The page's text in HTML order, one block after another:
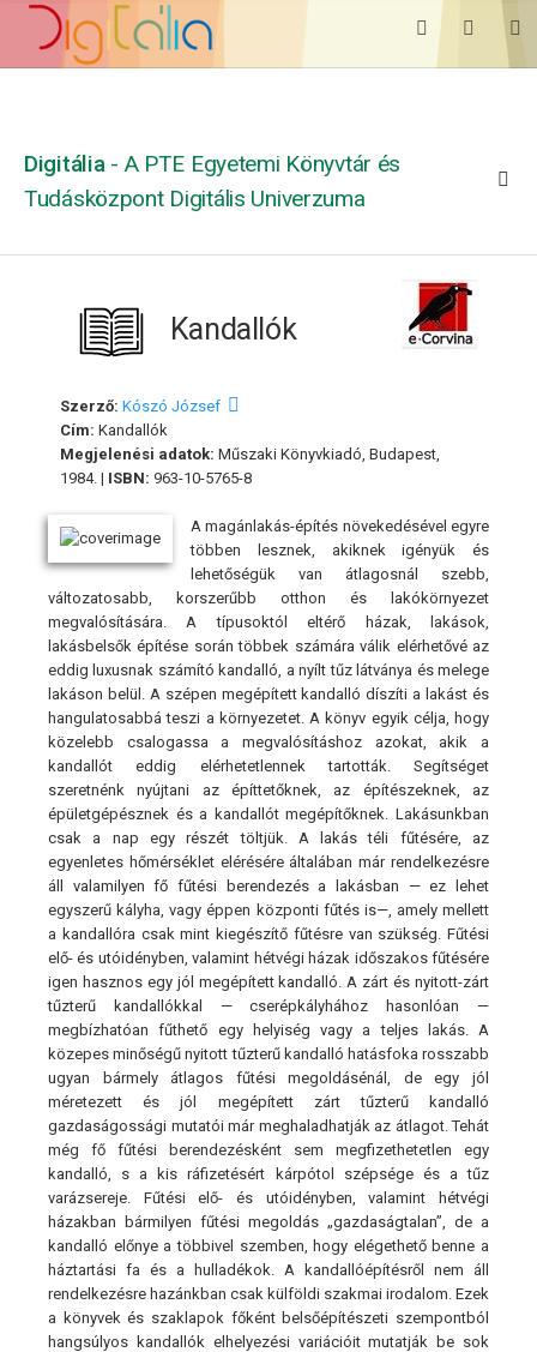
Digitália - A PTE Egyetemi Könyvtár és
Tudásközpont Digitális Univerzuma
Kandallók
Szerző: Kószó József
Cím: Kandallók
Megjelenési adatok: Műszaki Könyvkiadó, Budapest,
1984. | ISBN: 963-10-5765-8
A magánlakás-építés növekedésével egyre
többen lesznek, akiknek igényük és
lehetőségük van átlagosnál szebb,
változatosabb, korszerűbb otthon és lakókörnyezet
megvalósítására. A típusoktól eltérő házak, lakások,
lakásbelsők építése során többek számára válik elérhetővé az
eddig luxusnak számító kandalló, a nyílt tűz látványa és melege
lakáson belül. A szépen megépített kandalló díszíti a lakást és
hangulatosabbá teszi a környezetet. A könyv egyik célja, hogy
közelebb csalogassa a megvalósításhoz azokat, akik a
kandallót eddig elérhetetlennek tartották. Segítséget
szeretnénk nyújtani az építtetőknek, az építészeknek, az
épületgépésznek és a kandallót megépítőknek. Lakásunkban
csak a nap egy részét töltjük. A lakás téli fűtésére, az
egyenletes hőmérséklet elérésére általában már rendelkezésre
áll valamilyen fő fűtési berendezés a lakásban — ez lehet
egyszerű kályha, vagy éppen központi fűtés is—, amely mellett
a kandallóra csak mint kiegészítő fűtésre van szükség. Fűtési
elő- és utóidényben, valamint hétvégi házak időszakos fűtésére
igen hasznos egy jól megépített kandalló. A zárt és nyitott-zárt
tűzterű kandallókkal — cserépkályhához hasonlóan —
megbízhatóan fűthető egy helyiség vagy a teljes lakás. A
közepes minőségű nyitott tűzterű kandalló hatásfoka rosszabb
ugyan bármely átlagos fűtési megoldásénál, de egy jól
méretezett és jól megépített zárt tűzterű kandalló
gazdaságossági mutatói már meghaladhatják az átlagot. Tehát
még fő fűtési berendezésként sem megfizethetetlen egy
kandalló, s a kis ráfizetésért kárpótol szépsége és a tűz
varázsereje. Fűtési elő- és utóidényben, valamint hétvégi
házakban bármilyen fűtési megoldás „gazdaságtalan”, de a
kandalló előnye a többivel szemben, hogy elégethető benne a
háztartási fa és a hulladékok. A kandallóépítésről nem áll
rendelkezésre hazánkban csak külföldi szakmai irodalom. Ezek
a könyvek és szaklapok főként belsőépítészeti szempontból
hangsúlyos kandallók elhelyezési variációit mutatják be sok